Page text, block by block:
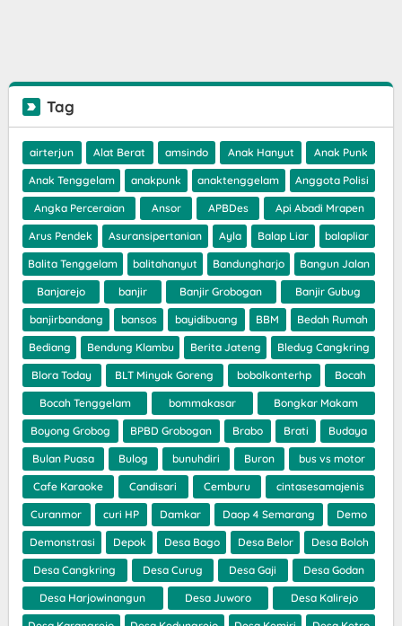
Tag
airterjun Alat Berat amsindo Anak Hanyut Anak Punk
Anak Tenggelam anakpunk anaktenggelam Anggota Polisi
Angka Perceraian Ansor APBDes Api Abadi Mrapen
Arus Pendek Asuransipertanian Ayla Balap Liar balapliar
Balita Tenggelam balitahanyut Bandungharjo Bangun Jalan
Banjarejo banjir Banjir Grobogan Banjir Gubug
banjirbandang bansos bayidibuang BBM Bedah Rumah
Bediang Bendung Klambu Berita Jateng Bledug Cangkring
Blora Today BLT Minyak Goreng bobolkonterhp Bocah
Bocah Tenggelam bommakasar Bongkar Makam
Boyong Grobog BPBD Grobogan Brabo Brati Budaya
Bulan Puasa Bulog bunuhdiri Buron bus vs motor
Cafe Karaoke Candisari Cemburu cintasesamajenis
Curanmor curi HP Damkar Daop 4 Semarang Demo
Demonstrasi Depok Desa Bago Desa Belor Desa Boloh
Desa Cangkring Desa Curug Desa Gaji Desa Godan
Desa Harjowinangun Desa Juworo Desa Kalirejo